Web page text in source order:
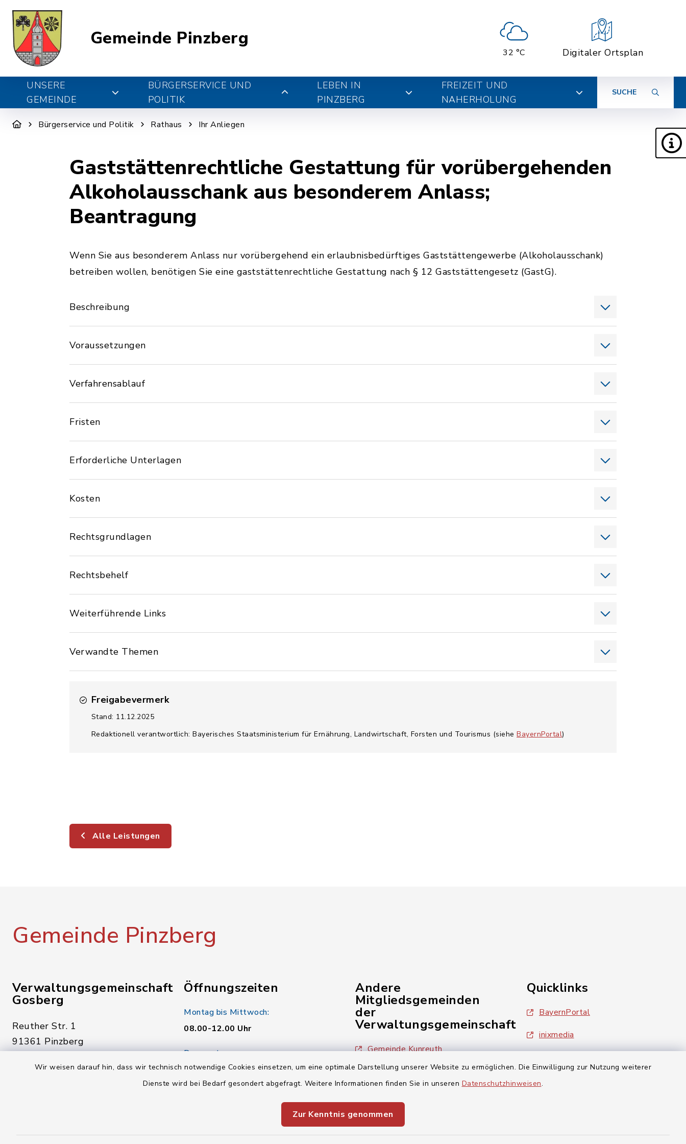
Wir weisen darauf hin, dass wir technisch notwendige Cookies einsetzen, um eine optimale Darstellung unserer Website zu ermöglichen. Die Einwilligung zur Nutzung weiterer
Dienste wird bei Bedarf gesondert abgefragt. Weitere Informationen finden Sie in unseren Datenschutzhinweisen.
Zur Kenntnis genommen
Gemeinde Pinzberg
32 °C Digitaler Ortsplan
UNSERE
GEMEINDE
BÜRGERSERVICE UND
POLITIK
LEBEN IN
PINZBERG
FREIZEIT UND
NAHERHOLUNG
SUCHE
Bürgerservice und Politik Rathaus Ihr Anliegen
Gaststättenrechtliche Gestattung für vorübergehenden
Alkoholausschank aus besonderem Anlass;
Beantragung
Wenn Sie aus besonderem Anlass nur vorübergehend ein erlaubnisbedürftiges Gaststättengewerbe (Alkoholausschank)
betreiben wollen, benötigen Sie eine gaststättenrechtliche Gestattung nach § 12 Gaststättengesetz (GastG).
Beschreibung
Voraussetzungen
Verfahrensablauf
Fristen
Erforderliche Unterlagen
Kosten
Rechtsgrundlagen
Rechtsbehelf
Weiterführende Links
Verwandte Themen
Freigabevermerk
Stand: 11.12.2025
Redaktionell verantwortlich: Bayerisches Staatsministerium für Ernährung, Landwirtschaft, Forsten und Tourismus (siehe BayernPortal)
Alle Leistungen
Gemeinde Pinzberg
Verwaltungsgemeinschaft
Gosberg
Reuther Str. 1
91361 Pinzberg
09191 7950-0
Öffnungszeiten
Montag bis Mittwoch:
08.00-12.00 Uhr
Donnerstag:
14.00-18.00 Uhr
Andere
Mitgliedsgemeinden
der
Verwaltungsgemeinschaft
Gemeinde Kunreuth
Gemeinde Wiesenthau
Quicklinks
BayernPortal
inixmedia